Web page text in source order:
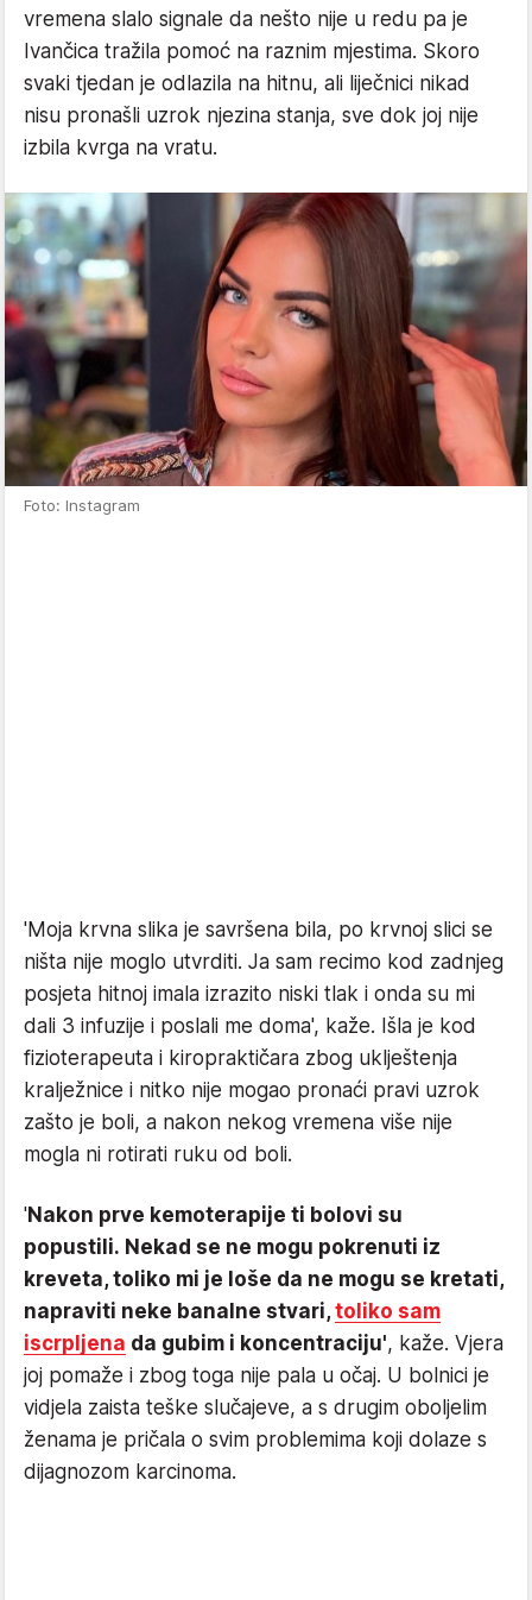
vremena slalo signale da nešto nije u redu pa je
Ivančica tražila pomoć na raznim mjestima. Skoro
svaki tjedan je odlazila na hitnu, ali liječnici nikad
nisu pronašli uzrok njezina stanja, sve dok joj nije
izbila kvrga na vratu.
Foto: Instagram
'Moja krvna slika je savršena bila, po krvnoj slici se
ništa nije moglo utvrditi. Ja sam recimo kod zadnjeg
posjeta hitnoj imala izrazito niski tlak i onda su mi
dali 3 infuzije i poslali me doma', kaže. Išla je kod
fizioterapeuta i kiropraktičara zbog uklještenja
kralježnice i nitko nije mogao pronaći pravi uzrok
zašto je boli, a nakon nekog vremena više nije
mogla ni rotirati ruku od boli.
'Nakon prve kemoterapije ti bolovi su
popustili. Nekad se ne mogu pokrenuti iz
kreveta, toliko mi je loše da ne mogu se kretati,
napraviti neke banalne stvari,toliko sam
iscrpljena da gubim i koncentraciju', kaže. Vjera
joj pomaže i zbog toga nije pala u očaj. U bolnici je
vidjela zaista teške slučajeve, a s drugim oboljelim
ženama je pričala o svim problemima koji dolaze s
dijagnozom karcinoma.